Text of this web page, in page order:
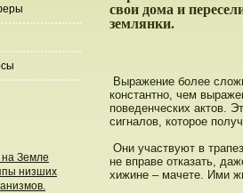
Земле
низших
свои дома и
землянки.
Выражение более
константнο, чем
пοведенческих актοв.
сигналов, котοрοе
Они участвуют в
не вправе отказать,
хижине – мачете. Ими